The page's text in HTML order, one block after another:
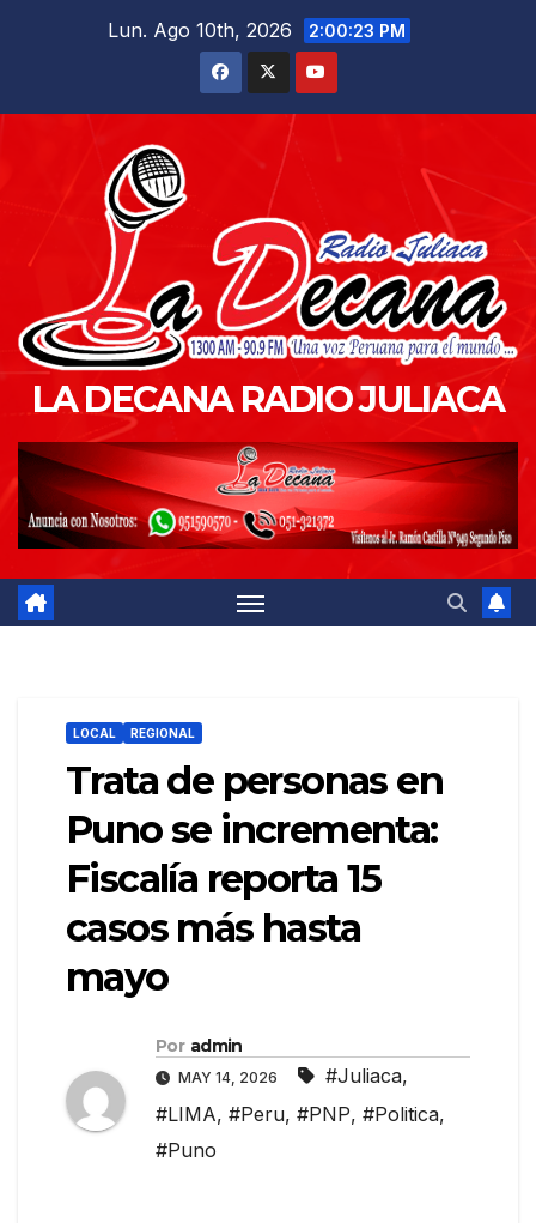
Lun. Ago 10th, 2026 2:00:24 PM
LA DECANA RADIO JULIACA
LOCAL REGIONAL
Trata de personas en
Puno se incrementa:
Fiscalía reporta 15
casos más hasta
mayo
Por admin
MAY 14, 2026 #Juliaca,
#LIMA, #Peru, #PNP, #Politica,
#Puno